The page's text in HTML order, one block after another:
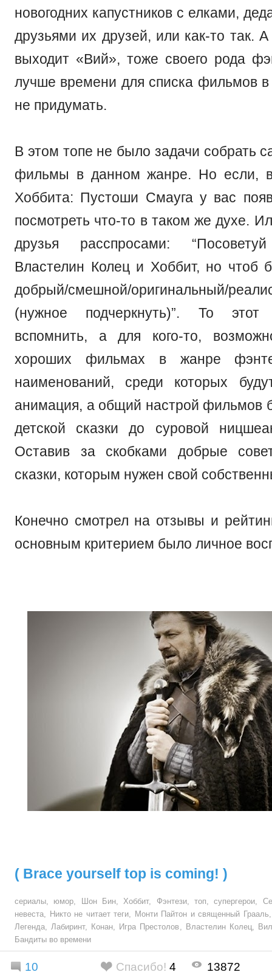
новогодних капустников с елками,
друзьями их друзей, или как-то так.
выходит «Вий», тоже своего рода
лучше времени для списка фильмов
не придумать.
В этом топе не было задачи собрать
фильмы в данном жанре. Но если,
Хоббита: Пустоши Смауга у вас
посмотреть что-то в таком же духе.
друзья расспросами:
Властелин Колец и Хоббит, но чтоб
добрый/смешной/оригинальный/
(нужное подчеркнуть)”. То
вспомнить, а для кого-то,
хороших фильмах в жанре
наименований, среди которых
анимация, а общий настрой фильмов
детской сказки до суровой
Оставив за скобками добрые
сказки, которым нужен свой
Конечно смотрел на отзывы и
основным критерием было личное
( Brace yourself top is coming! )
сериалы, юмор, Шон Бин,Хоббит, Фэнтези, топ,супергерои,
невеста, Никто не читает теги, Монти Пайтон и священный Грааль
Легенда,Лабиринт, Конан, Игра Престолов , Властелин Колец,
Бандиты во времени
10 Спасибо! 4 13872